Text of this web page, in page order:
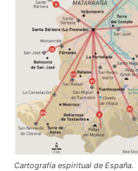
Cartografía espiritual de España.